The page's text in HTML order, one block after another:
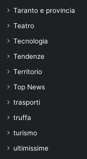
Taranto e provincia
Teatro
Tecnologia
Tendenze
Territorio
Top News
trasporti
truffa
turismo
ultimissime